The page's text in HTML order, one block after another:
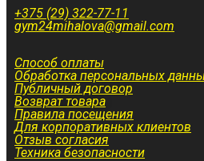
+375 (29) 322-77-11
gym24mihalova@gmail.com
Способ оплаты
Обработка персональных
Публичный договор
Возврат товара
Правила посещения
Для корпоративных клиентов
Отзыв согласия
Техника безопасности